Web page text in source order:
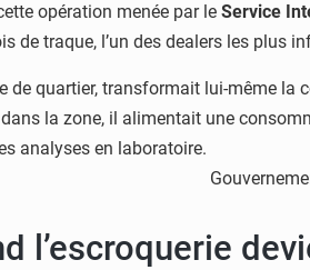
opération menée par le Service
de traque, l’un des dealers les plus
de quartier, transformait lui-même
la zone, il alimentait une
analyses en laboratoire.
l’escroquerie